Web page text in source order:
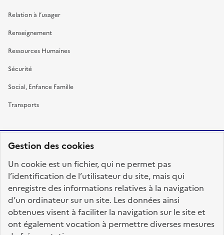
Gestion des cookies
Un cookie est un fichier, qui ne permet pas
l’identification de l’utilisateur du site, mais qui
enregistre des informations relatives à la navigation
d’un ordinateur sur un site. Les données ainsi
obtenues visent à faciliter la navigation sur le site et
ont également vocation à permettre diverses mesures
Relation à l’usager
Renseignement
Ressources Humaines
Sécurité
Social, Enfance Famille
Transports
FRANÇAISE
fonction-publique.gouv.fr
legifrance.gouv.fr